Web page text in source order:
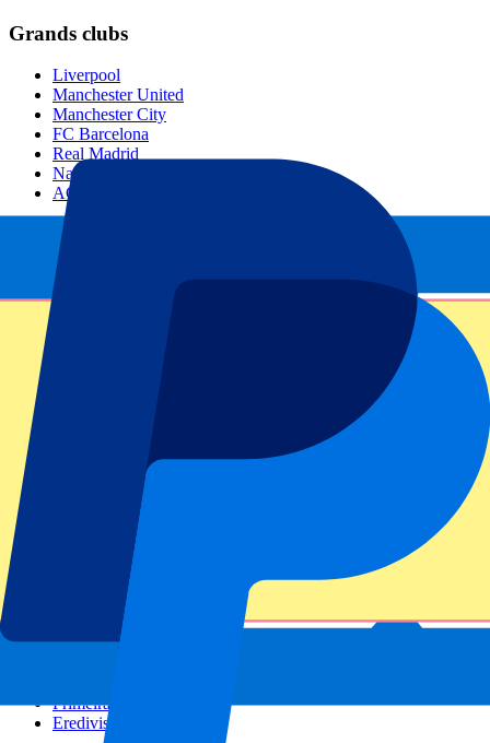
Grands clubs
Liverpool
Manchester United
Manchester City
FC Barcelona
Real Madrid
Napoli
AC Milan
Événements populaires
GP Espagne
Tous les sports
Championnats de football
Ligue des Champions
Premier League
Serie A
Primeira Liga
Eredivisie